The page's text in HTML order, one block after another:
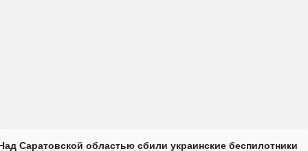
Саратовской областью сбили украинские беспилотники